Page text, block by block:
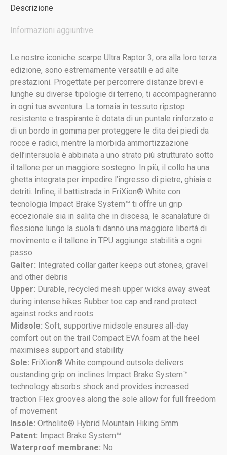
Descrizione
Informazioni aggiuntive
Le nostre iconiche scarpe Ultra Raptor 3, ora alla loro terza
edizione, sono estremamente versatili e ad alte
prestazioni. Progettate per percorrere distanze brevi e
lunghe su diverse tipologie di terreno, ti accompagneranno
in ogni tua avventura. La tomaia in tessuto ripstop
resistente e traspirante è dotata di un puntale rinforzato e
di un bordo in gomma per proteggere le dita dei piedi da
rocce e radici, mentre la morbida ammortizzazione
dell’intersuola è abbinata a uno strato più strutturato sotto
il tallone per un maggiore sostegno. In più, il collo ha una
ghetta integrata per impedire l’ingresso di pietre, ghiaia e
detriti. Infine, il battistrada in FriXion® White con
tecnologia Impact Brake System™ ti offre un grip
eccezionale sia in salita che in discesa, le scanalature di
flessione lungo la suola ti danno una maggiore libertà di
movimento e il tallone in TPU aggiunge stabilità a ogni
passo.
Gaiter: Integrated collar gaiter keeps out stones, gravel
and other debris
Upper: Durable, recycled mesh upper wicks away sweat
during intense hikes Rubber toe cap and rand protect
against rocks and roots
Midsole: Soft, supportive midsole ensures all-day
comfort out on the trail Compact EVA foam at the heel
maximises support and stability
Sole: FriXion® White compound outsole delivers
oustanding grip on inclines Impact Brake System™
technology absorbs shock and provides increased
traction Flex grooves along the sole allow for full freedom
of movement
Insole: Ortholite® Hybrid Mountain Hiking 5mm
Patent: Impact Brake System™
Waterproof membrane: No